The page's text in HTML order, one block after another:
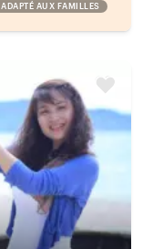
ADAPTÉ AUX FAMILLES